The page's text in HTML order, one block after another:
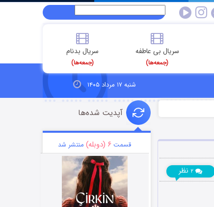
سریال بی عاطفه
(جمعه‌ها)
سریال بدنام
(جمعه‌ها)
شنبه ۱۷ مرداد ۱۴۰۵
۲ نظر
آپدیت شده‌ها
قسمت ۶ (دوبله) منتشر شد